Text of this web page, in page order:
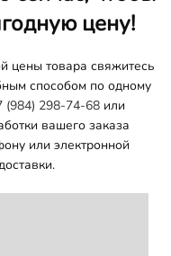
цену!
цены товара свяжитесь
способом по одному
(984) 298-74-68 или
вашего заказа
или электронной